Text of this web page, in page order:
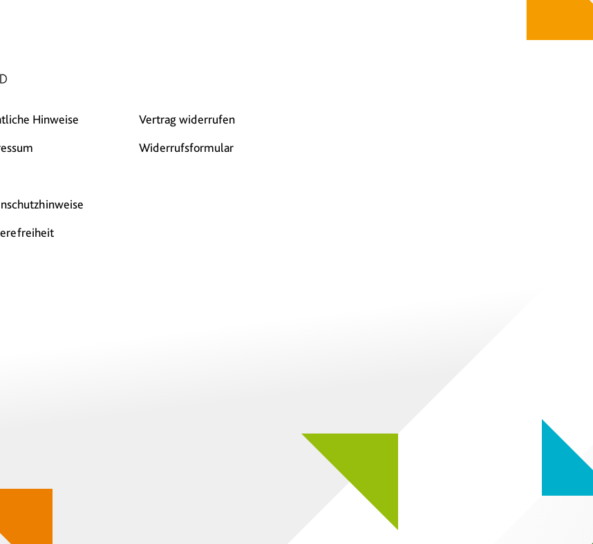
Hinweise
Vertrag widerrufen
Widerrufsformular